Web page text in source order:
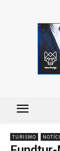
TURISMO